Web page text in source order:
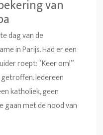
van
dag van de
in Parijs. Had er een
roept: “Keer om!”
Iedereen
katholiek, geen
gaan met de nood van